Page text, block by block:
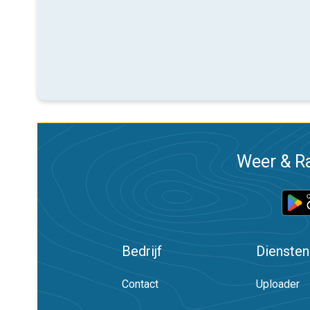
Weer &
Bedrijf
Contact
Diensten
Uploader